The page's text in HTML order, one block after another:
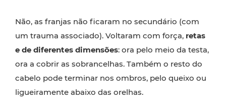
Não, as franjas não ficaram no secundário (com
um trauma associado). Voltaram com força, retas
e de diferentes dimensões: ora pelo meio da testa,
ora a cobrir as sobrancelhas. Também o resto do
cabelo pode terminar nos ombros, pelo queixo ou
ligueiramente abaixo das orelhas.